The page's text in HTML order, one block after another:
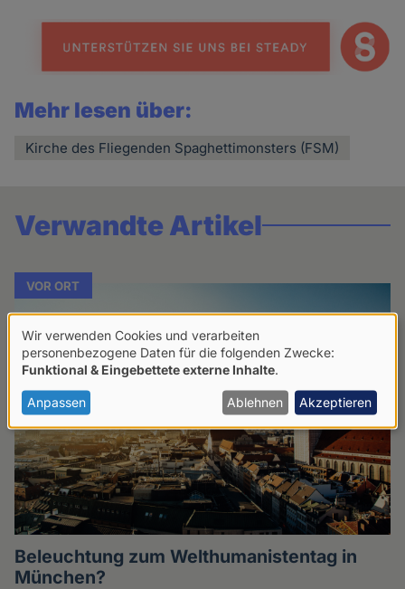
news
Mehr lesen über:
Kirche des Fliegenden Spaghettimonsters (FSM)
Verwandte Artikel
VOR ORT
Beleuchtung zum Welthumanistentag in
München?
Verwendung
von
personenbezogenen
Daten
und
Cookies
Wir verwenden Cookies und verarbeiten
personenbezogene Daten für die folgenden Zwecke:
Funktional & Eingebettete externe Inhalte
Anpassen Ablehnen Akzeptieren